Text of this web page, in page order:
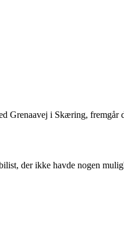
Grenaavej i Skæring,
der ikke havde nogen